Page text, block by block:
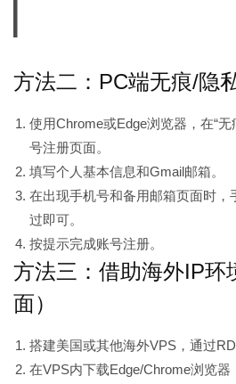
方法二：PC端无痕/隐
使用Chrome或Edge浏览器，在“
号注册页面。
填写个人基本信息和Gmail邮箱。
在出现手机号和备用邮箱页面时，
过即可。
按提示完成账号注册。
方法三：借助海外IP环
面）
搭建美国或其他海外VPS，通过
在VPS内下载Edge/Chrome浏览